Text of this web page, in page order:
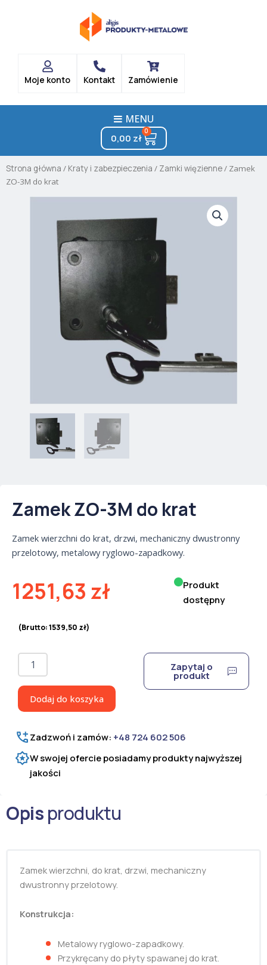
Moje konto Kontakt Zamówienie
MENU
0,00 zł
0
Cart
Strona główna / Kraty i zabezpieczenia / Zamki więzienne/ Zamek
ZO-3M do krat
Zamek ZO-3M do krat
Zamek wierzchni do krat, drzwi, mechaniczny dwustronny
przelotowy, metalowy ryglowo-zapadkowy.
1251,63 zł
(Brutto:1539,50 zł)
Produkt
dostępny
ilość
Zamek
3M
do
Dodaj do koszyka
Zapytaj o
produkt
Zadzwoń i zamów: +48 724 602 506
W swojej ofercie posiadamy produkty najwyższej
jakości
Opisproduktu
Zamek wierzchni, do krat, drzwi, mechaniczny
dwustronny przelotowy.
Konstrukcja:
Metalowy ryglowo-zapadkowy.
Przykręcany do płyty spawanej do krat.